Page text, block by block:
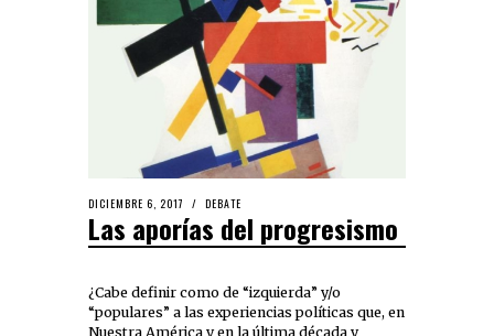
DICIEMBRE 6, 2017 DEBATE
Las aporías del progresismo
¿Cabe definir como de “izquierda” y/o
“populares” a las experiencias políticas que, en
Nuestra América y en la última década y